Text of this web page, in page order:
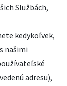
Službách,
kedykoľvek,
našimi
adresu),